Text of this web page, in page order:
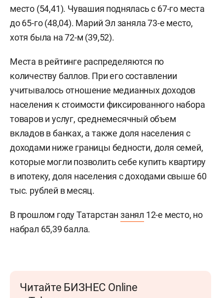
место (54,41). Чувашия поднялась с 67-го места
до 65-го (48,04). Марий Эл заняла 73-е место,
хотя была на 72-м (39,52).
Места в рейтинге распределяются по
количеству баллов. При его составлении
учитывалось отношение медианных доходов
населения к стоимости фиксированного набора
товаров и услуг, среднемесячный объем
вкладов в банках, а также доля населения с
доходами ниже границы бедности, доля семей,
которые могли позволить себе купить квартиру
в ипотеку, доля населения с доходами свыше 60
тыс. рублей в месяц.
В прошлом году Татарстанзанял 12-е место, но
набрал 65,39 балла.
Читайте БИЗНЕС Online